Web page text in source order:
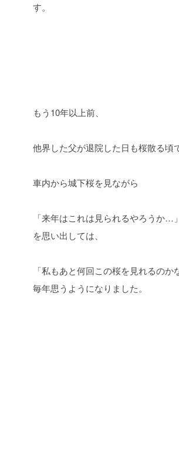
す。
もう 10年以上前、
他界した父が退院した日も桜散る頃
車内から城下桜を見ながら
「来年はこれは見られるやろうか…
を思い出しては、
「私もあと何回この桜を見れるのか
毎年思うようになりました。